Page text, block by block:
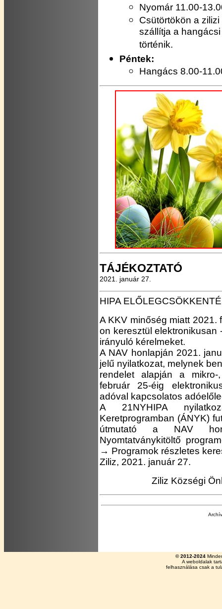
Nyomár 11.00-
Csütörtökön a
szállítja a
történik.
Péntek:
Hangács 8.00-
TÁJÉKOZTATÓ
2021. január 27.
HIPA
A KKV minőség miatt 2021.
on keresztül elektronikusan
irányuló kérelmeket.
A NAV honlapján 2021.
jelű nyilatkozat, melynek
rendelet alapján a
február 25-éig
adóval kapcsolatos
A 21NYHIPA
Keretprogramban (ÁNYK)
útmutató a NAV
Nyomtatványkitöltő
→ Programok részletes
Ziliz, 2021. január 27.
Ziliz Községi
© 2012-2024
A weboldalak
felhasználása csak a